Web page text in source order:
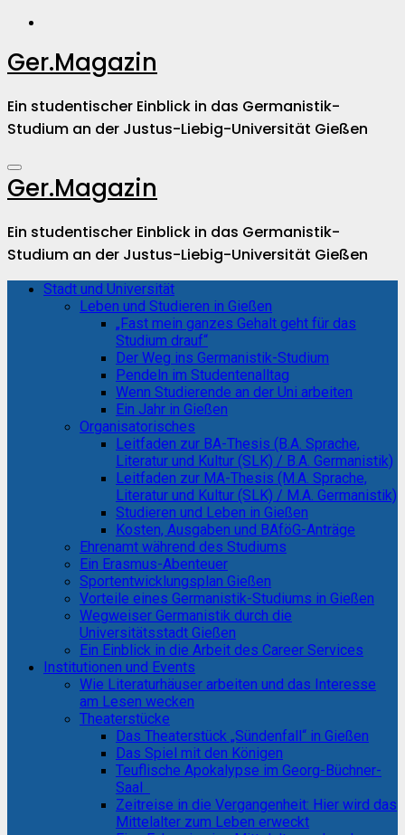
Zum
springen
Ger.Magazin
Ein studentischer Einblick in das Germanistik-
Studium an der Justus-Liebig-Universität Gießen
Ger.Magazin
Ein studentischer Einblick in das Germanistik-
Studium an der Justus-Liebig-Universität Gießen
Stadt und Universität
Leben und Studieren in Gießen
„Fast mein ganzes Gehalt geht für das
Studium drauf“
Der Weg ins Germanistik-Studium
Pendeln im Studentenalltag
Wenn Studierende an der Uni arbeiten
Ein Jahr in Gießen
Organisatorisches
Leitfaden zur BA-Thesis (B.A. Sprache,
Literatur und Kultur (SLK) / B.A. Germanistik)
Leitfaden zur MA-Thesis (M.A. Sprache,
Literatur und Kultur (SLK) / M.A. Germanistik)
Studieren und Leben in Gießen
Kosten, Ausgaben und BAföG-Anträge
Ehrenamt während des Studiums
Ein Erasmus-Abenteuer
Sportentwicklungsplan Gießen
Vorteile eines Germanistik-Studiums in Gießen
Wegweiser Germanistik durch die
Universitätsstadt Gießen
Ein Einblick in die Arbeit des Career Services
Institutionen und Events
Wie Literaturhäuser arbeiten und das Interesse
am Lesen wecken
Theaterstücke
Das Theaterstück „Sündenfall“ in Gießen
Das Spiel mit den Königen
Teuflische Apokalypse im Georg-Büchner-
Saal
Zeitreise in die Vergangenheit: Hier wird das
Mittelalter zum Leben erweckt